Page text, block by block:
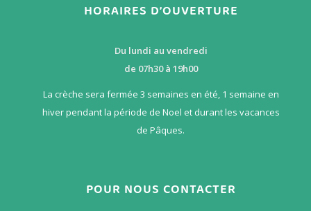
HORAIRES D’OUVERTURE
Du lundi au vendredi
de 07h30 à 19h00
La crèche sera fermée 3 semaines en été, 1 semaine en
hiver pendant la période de Noel et durant les vacances
de Pâques.
POUR NOUS CONTACTER